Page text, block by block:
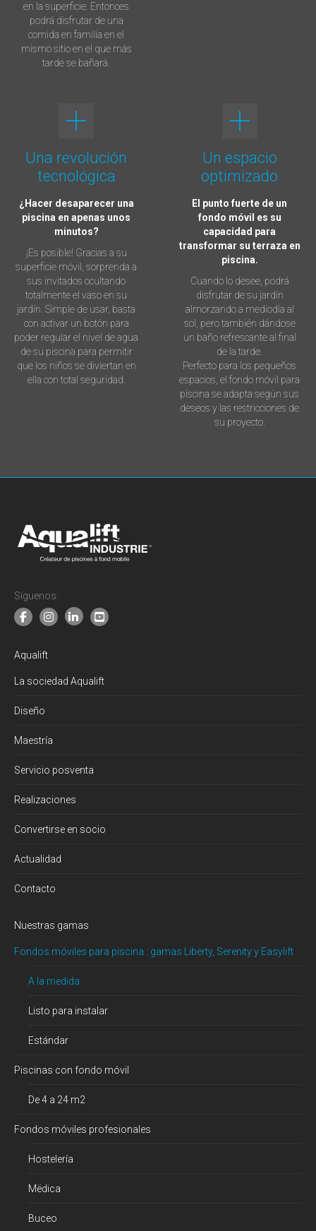
en la superficie. Entonces
podrá disfrutar de una
comida en familia en el
mismo sitio en el que más
tarde se bañará.
Una revolución
tecnológica
¿Hacer desaparecer una
piscina en apenas unos
minutos?
¡Es posible! Gracias a su
superficie móvil, sorprenda a
sus invitados ocultando
totalmente el vaso en su
jardín. Simple de usar, basta
con activar un botón para
poder regular el nivel de agua
de su piscina para permitir
que los niños se diviertan en
ella con total seguridad.
Un espacio
optimizado
El punto fuerte de un
fondo móvil es su
capacidad para
transformar su terraza en
piscina.
Cuando lo desee, podrá
disfrutar de su jardín
almorzando a mediodía al
sol, pero también dándose
un baño refrescante al final
de la tarde.
Perfecto para los pequeños
espacios, el fondo móvil para
piscina se adapta según sus
deseos y las restricciones de
su proyecto.
Síguenos:
Aqualift
La sociedad Aqualift
Diseño
Maestría
Servicio posventa
Realizaciones
Convertirse en socio
Actualidad
Contacto
Nuestras gamas
Fondos móviles para piscina : gamas Liberty, Serenity y Easylift
A la medida
Listo para instalar
Estándar
Piscinas con fondo móvil
De 4 a 24 m2
Fondos móviles profesionales
Hostelería
Mëdica
Buceo